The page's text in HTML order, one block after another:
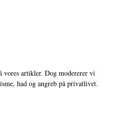
vores artikler. Dog modererer vi
had og angreb på privatlivet.